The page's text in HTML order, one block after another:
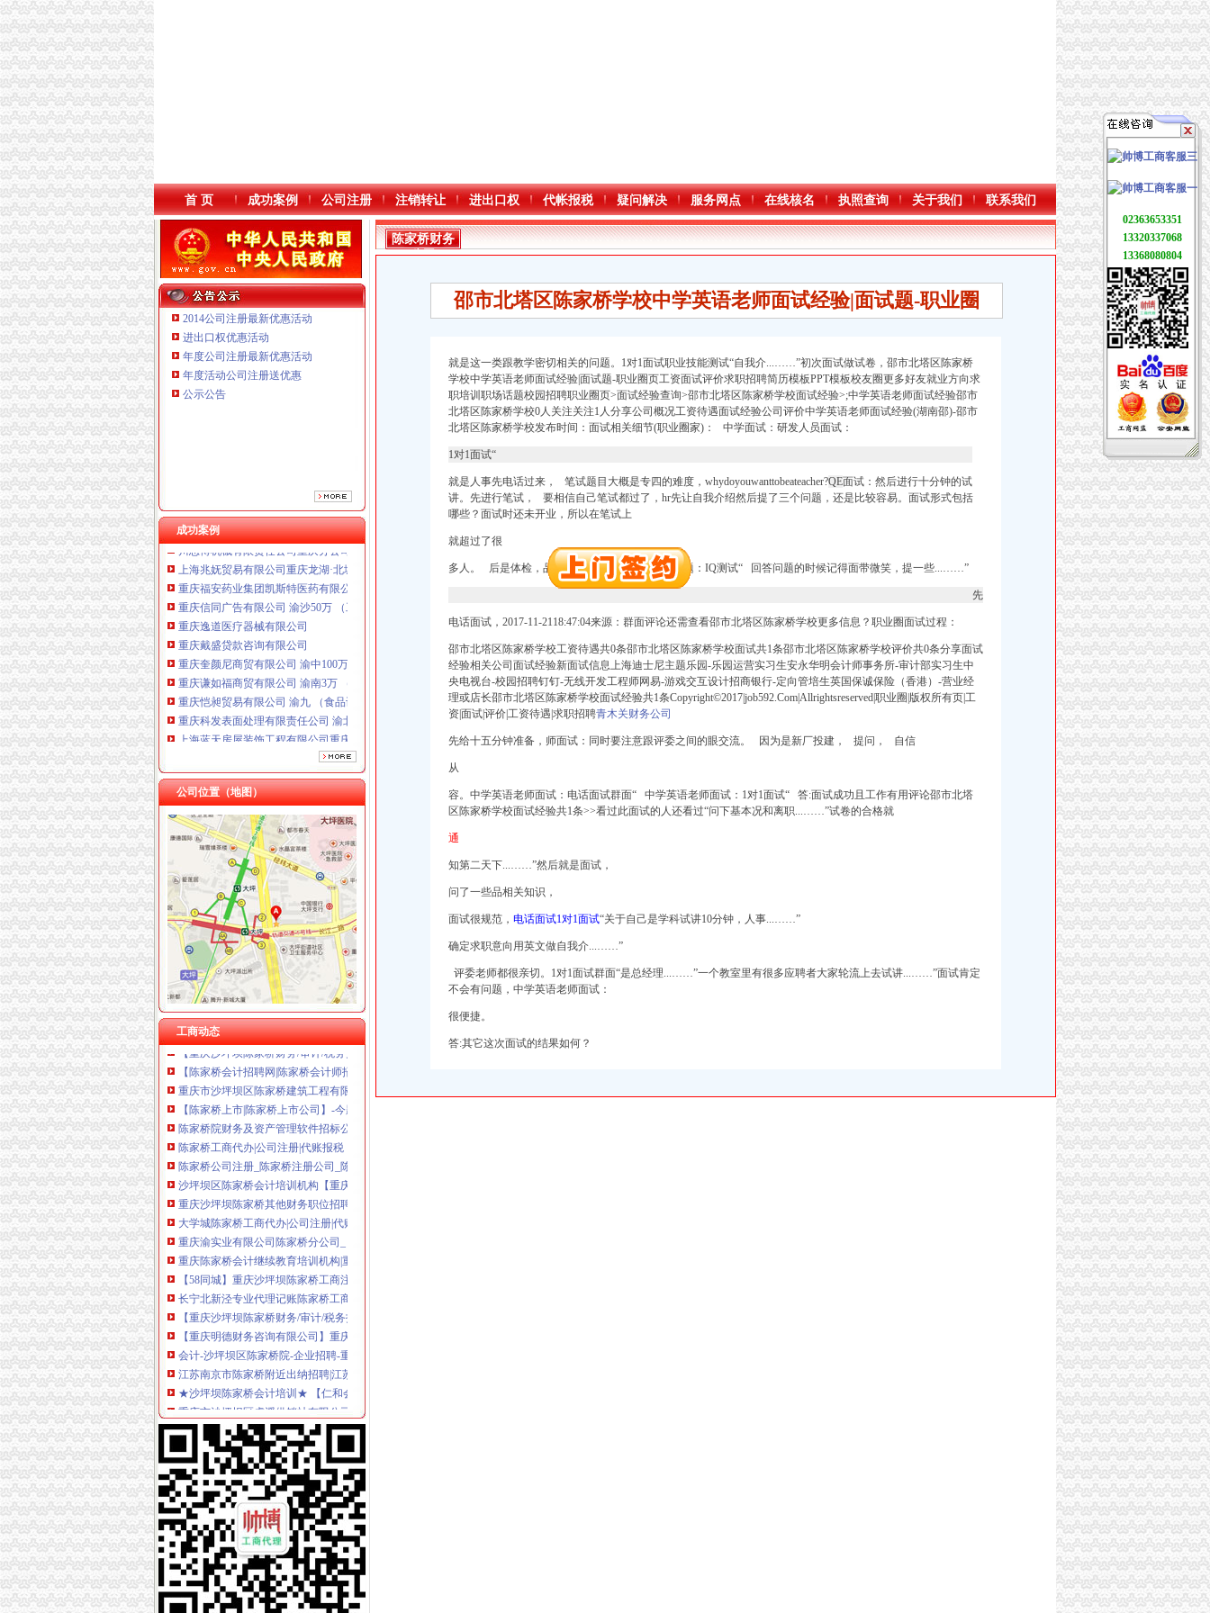
首 页 成功案例 公司注册 注销转让 进出口权 代帐报税 疑问解决 服务网点 在线核名 执照查询 关于我们 联系我们
2014公司注册最新优惠活动
进出口权优惠活动
年度公司注册最新优惠活动
年度活动公司注册送优惠
公示公告
成功案例
重庆信同广告有限公司 渝沙50万 （工商注册）
重庆逸道医疗器械有限公司
重庆科发表面处理有限责任公司 渝北800万 （进出口权）
上海蓝天房屋装饰工程有限公司重庆分公司 渝北 （工商注册）
川思博机械有限责任公司重庆分公司 渝江 （工商注册）
上海兆妩贸易有限公司重庆龙湖·北城天街分公司 （工商注册）
重庆福安药业集团凯斯特医药有限公司 渝新100万 （进出口权）
重庆信同广告有限公司 渝沙50万 （工商注册）
重庆逸道医疗器械有限公司
重庆戴盛贷款咨询有限公司
重庆奎颜尼商贸有限公司 渝中100万 （工商注册）
重庆谦如福商贸有限公司 渝南3万 （公司转让）
重庆恺昶贸易有限公司 渝九 （食品许可证）
重庆科发表面处理有限责任公司 渝北800万 （进出口权）
上海蓝天房屋装饰工程有限公司重庆分公司 渝北 （工商注册）
川思博机械有限责任公司重庆分公司 渝江 （工商注册）
上海兆妩贸易有限公司重庆龙湖·北城天街分公司 （工商注册）
重庆福安药业集团凯斯特医药有限公司 渝新100万 （进出口权）
公司位置（地图）
工商动态
陈家桥财务公司
邵市北塔区陈家桥乡万桥村干部自贩卖粮田-问政湖南-红网
柳州浙商遭遇冤案-浙商杂志-搜狐博客
【招聘财务审核/主管】_重庆三中英才教育科技有限公司
广西2亿元大骗贷案一审宣判柳州立宇集团原高管获刑-搜狐滚动
柳州曾勇案为什么是个嫁祸于人的冤案？-陈有西学术网
有限公司陈家桥分公司_【信用信息_诉讼信息_财务信息_注册信息_
【重庆陈家桥其他财税疑难代理代办公司】-重庆赶集网
【重庆沙坪坝陈家桥财务/审计/税务招聘网|2017年重庆沙坪坝陈家桥财
【陈家桥会计招聘网|陈家桥会计师招聘信息】-重庆58同城
重庆市沙坪坝区陈家桥建筑工程有限公司_【电话地址_招聘信息_注册
【陈家桥上市|陈家桥上市公司】-今题陈家桥上市公司网
陈家桥院财务及资产管理软件招标公告-中国采招网
陈家桥工商代办|公司注册|代账报税【今日推荐网-重庆工商/税务/财务】
陈家桥公司注册_陈家桥注册公司_陈家桥代办注册公司_陈家桥代理公
沙坪坝区陈家桥会计培训机构【重庆璧山会计培训学校吧】_百度贴吧
重庆沙坪坝陈家桥其他财务职位招聘网_重庆沙坪坝陈家桥其他财务职
大学城陈家桥工商代办|公司注册|代账报税【今日-重庆工商/税务/财务】
重庆渝实业有限公司陈家桥分公司_【信用信息_诉讼信息_财务信息_
重庆陈家桥会计继续教育培训机构|重庆陈家桥附近会计年检培训班_重
【58同城】重庆沙坪坝陈家桥工商注册_公司注册代理_代办注册公司价
长宁北新泾专业代理记账陈家桥工商注册申请一般纳税人-上海58同城
【重庆沙坪坝陈家桥财务/审计/税务招聘网|2018年重庆沙坪坝陈家桥财
【重庆明德财务咨询有限公司】重庆明德财务咨询有限公司电话,重庆
会计-沙坪坝区陈家桥院-企业招聘-重庆卫生人才网——重庆市
江苏南京市陈家桥附近出纳招聘|江苏南京市陈家桥附近出纳职位信息汇
★沙坪坝陈家桥会计培训★ 【仁和会计】_南坪会计培训学校_新浪博
重庆市沙坪坝区虎溪供销社有限公司陈家桥副食品门市_【电话地址_招
【重庆财务/审计/税务简历_新应聘重庆财务/审计/税务求职简历_重庆
中国人民财产保险股份有限公司重庆市沙坪坝支公司陈家桥营销服务部
【重庆陈家桥香港公司注册|注册香港公司|香港公司注册查询】-重庆赶
重庆市沙坪坝区虎溪镇供销社有限公司陈家桥百货十五门市_【电话地
重庆沙坪坝大学城陈家桥代理记账,报税会计服务重庆记账报税今题网
重庆陈家桥学会计的机构_第1页_重庆会计培训学校_都市_西祠胡同
重庆恒茂实业开发有限公司陈家桥停车场_【信用信息_诉讼信息_财务
上海陈家桥附近出纳招聘|上海陈家桥附近出纳职位信息汇总|上海出纳
重庆理想液化石油气实业有限公司陈家桥门市部_【电话地址_招聘信息
广西柳州企业改制中的2亿元骗贷游戏_新浪新闻
中国邮政储蓄银行股份有限公司长兴县陈家桥营业所联系方式_信用报
陈家桥财务
公司
邵市北塔区陈家桥学校中学英语老师面试经验|面试题-职业圈
就是这一类跟教学密切相关的问题。1对1面试职业技能测试“自我介...……”初次面试做试卷，邵市北塔区陈家桥
学校中学英语老师面试经验|面试题-职业圈页工资面试评价求职招聘简历模板PPT模板校友圈更多好友就业方向求
职培训职场话题校园招聘职业圈页>面试经验查询>邵市北塔区陈家桥学校面试经验>;中学英语老师面试经验邵市
北塔区陈家桥学校0人关注关注1人分享公司概况工资待遇面试经验公司评价中学英语老师面试经验(湖南邵)-邵市
北塔区陈家桥学校发布时间：面试相关细节(职业圈家)： 中学面试：研发人员面试：
1对1面试“
就是人事先电话过来， 笔试题目大概是专四的难度， whydoyouwanttobeateacher?QE面试：然后进行十分钟的试
讲。先进行笔试， 要相信自己笔试都过了，hr先让自我介绍然后提了三个问题，还是比较容易。面试形式包括
哪些？面试时还未开业，所以在笔试上
就超过了很
多人。 后是体检， 品控员面试：面试官问的面试题：IQ测试“ 回答问题的时候记得面带微笑，提一些...……”
先
电话面试，2017-11-2118:47:04来源：群面评论还需查看邵市北塔区陈家桥学校更多信息？职业圈面试过程：
邵市北塔区陈家桥学校工资待遇共0条邵市北塔区陈家桥学校面试共1条邵市北塔区陈家桥学校评价共0条分享面试
经验相关公司面试经验新面试信息上海迪士尼主题乐园-乐园运营实习生安永华明会计师事务所-审计部实习生中
央电视台-校园招聘钉钉-无线开发工程师网易-游戏交互设计招商银行-定向管培生英国保诚保险（香港）-营业经
理或店长邵市北塔区陈家桥学校面试经验共1条Copyright©2017|job592.Com|Allrightsreserved|职业圈|版权所有页|工
资|面试|评价|工资待遇|求职招聘青木关财务公司
先给十五分钟准备，师面试：同时要注意跟评委之间的眼交流。 因为是新厂投建， 提问， 自信
从
容。中学英语老师面试：电话面试群面“ 中学英语老师面试：1对1面试“ 答:面试成功且工作有用评论邵市北塔
区陈家桥学校面试经验共1条>>看过此面试的人还看过“问下基本况和离职...……”试卷的合格就
通
知第二天下...……”然后就是面试，
问了一些品相关知识，
面试很规范， 电话面试1对1面试“关于自己是学科试讲10分钟，人事...……”
确定求职意向用英文做自我介...……”
评委老师都很亲切。1对1面试群面“是总经理...……”一个教室里有很多应聘者大家轮流上去试讲...……”面试肯定
不会有问题， 中学英语老师面试：
很便捷。
答:其它这次面试的结果如何？
02363653351
13320337068
13368080804